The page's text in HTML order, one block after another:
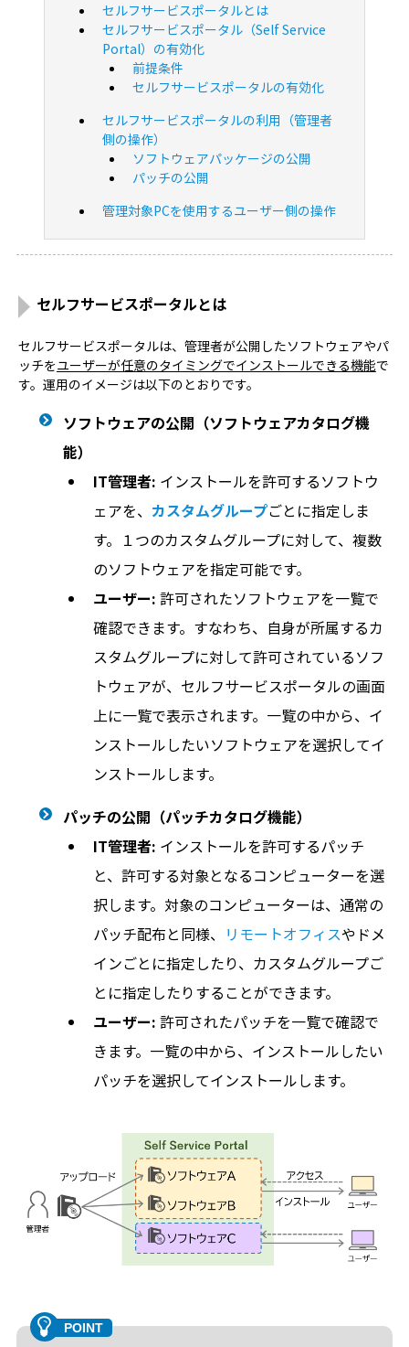
セルフサービスポータルとは
セルフサービスポータル（Self Service
Portal）の有効化
前提条件
セルフサービスポータルの有効化
セルフサービスポータルの利用（管理者
側の操作）
ソフトウェアパッケージの公開
パッチの公開
管理対象PCを使用するユーザー側の操作
セルフサービスポータルとは
セルフサービスポータルは、管理者が公開したソフトウェアやパ
ッチをユーザーが任意のタイミングでインストールできる機能で
す。運用のイメージは以下のとおりです。
ソフトウェアの公開（ソフトウェアカタログ機
能）
IT管理者: インストールを許可するソフトウ
ェアを、 カスタムグループごとに指定しま
す。１つのカスタムグループに対して、複数
のソフトウェアを指定可能です。
ユーザー: 許可されたソフトウェアを一覧で
確認できます。すなわち、自身が所属するカ
スタムグループに対して許可されているソフ
トウェアが、セルフサービスポータルの画面
上に一覧で表示されます。一覧の中から、イ
ンストールしたいソフトウェアを選択してイ
ンストールします。
パッチの公開（パッチカタログ機能）
IT管理者: インストールを許可するパッチ
と、許可する対象となるコンピューターを選
択します。対象のコンピューターは、通常の
パッチ配布と同様、 リモートオフィスやドメ
インごとに指定したり、カスタムグループご
とに指定したりすることができます。
ユーザー: 許可されたパッチを一覧で確認で
きます。一覧の中から、インストールしたい
パッチを選択してインストールします。